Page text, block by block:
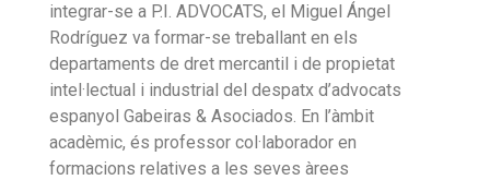
integrar-se a P.I. ADVOCATS, el Miguel Ángel
Rodríguez va formar-se treballant en els
departaments de dret mercantil i de propietat
intel·lectual i industrial del despatx d’advocats
espanyol Gabeiras & Asociados. En l’àmbit
acadèmic, és professor col·laborador en
formacions relatives a les seves àrees